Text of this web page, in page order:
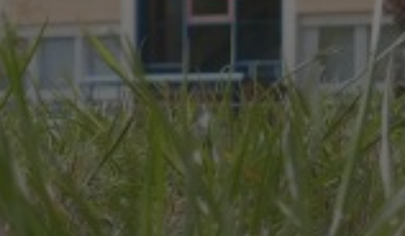
JULI 8, 2026
UNSER SCHUL-/SPORTFEST
2026